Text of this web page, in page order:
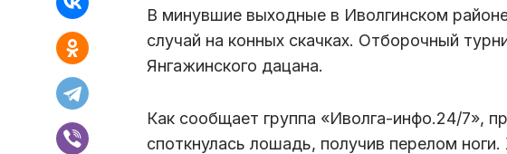
В минувшие выходные в Иволгинском
случай на конных скачках. Отборочный
Янгажинского дацана.
Как сообщает группа «Иволга-инфо.24/7»,
споткнулась лошадь, получив перелом